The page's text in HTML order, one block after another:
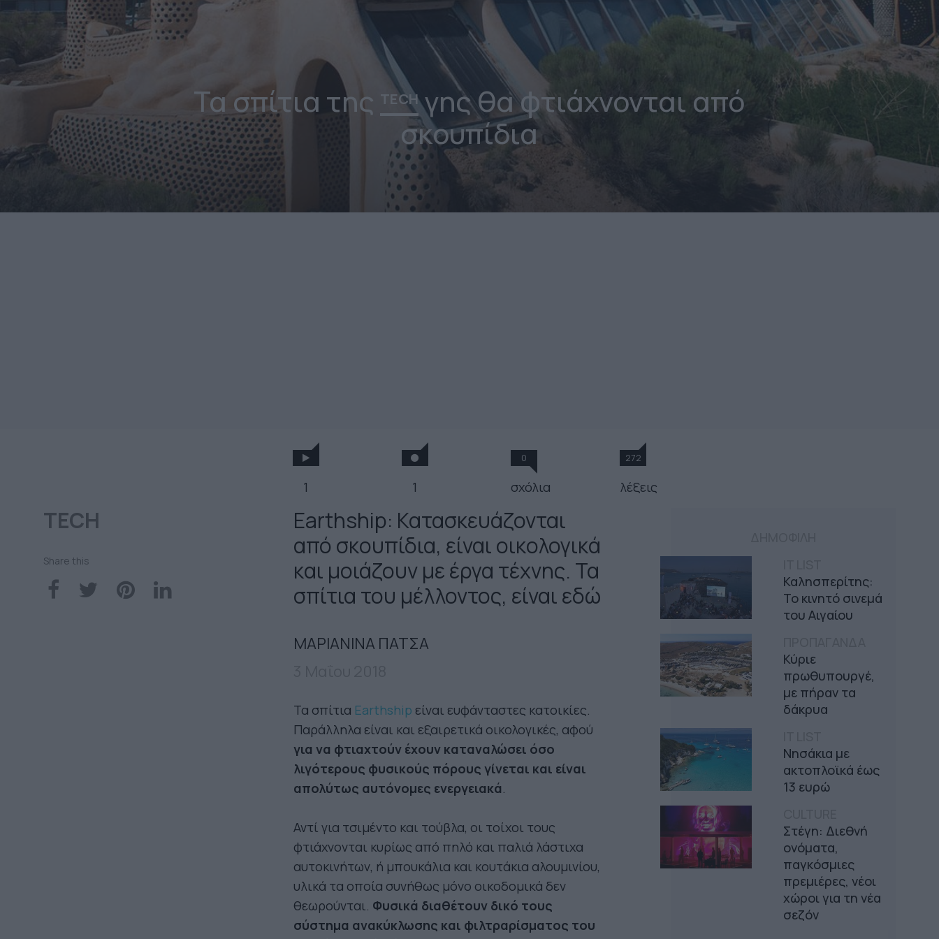
Τα σπίτια της TECHγης θα φτιάχνονται από
σκουπίδια
1 1
0
σχόλια
272
λέξεις
TECH
Share this
Καλησπερίτης:
Το κινητό σινεμά
του Αιγαίου
Κύριε
πρωθυπουργέ,
με πήραν τα
δάκρυα
Νησάκια με
ακτοπλοϊκά έως
13 ευρώ
Στέγη: Διεθνή
ονόματα,
παγκόσμιες
πρεμιέρες, νέοι
χώροι για τη νέα
σεζόν
Earthship: Κατασκευάζονται
από σκουπίδια, είναι οικολογικά
και μοιάζουν με έργα τέχνης. Τα
σπίτια του μέλλοντος, είναι εδώ
ΜΑΡΙΑΝΙΝΑ ΠΑΤΣΑ
Τα σπίτια Earthship είναι ευφάνταστες κατοικίες.
Παράλληλα είναι και εξαιρετικά οικολογικές, αφού
για να φτιαχτούν έχουν καταναλώσει όσο
λιγότερους φυσικούς πόρους γίνεται και είναι
απολύτως αυτόνομες ενεργειακά.
Αντί για τσιμέντο και τούβλα, οι τοίχοι τους
φτιάχνονται κυρίως από πηλό και παλιά λάστιχα
αυτοκινήτων, ή μπουκάλια και κουτάκια αλουμινίου,
υλικά τα οποία συνήθως μόνο οικοδομικά δεν
θεωρούνται. Φυσικά διαθέτουν δικό τους
σύστημα ανακύκλωσης και φιλτραρίσματος του